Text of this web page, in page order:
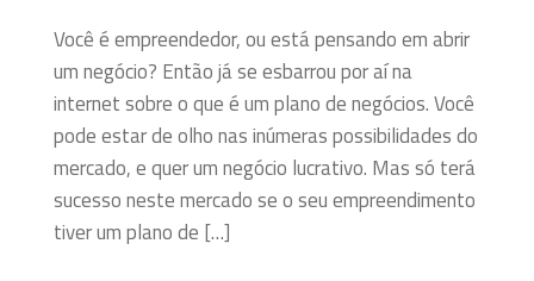
Você é empreendedor, ou está pensando em abrir
um negócio? Então já se esbarrou por aí na
internet sobre o que é um plano de negócios. Você
pode estar de olho nas inúmeras possibilidades do
mercado, e quer um negócio lucrativo. Mas só terá
sucesso neste mercado se o seu empreendimento
tiver um plano de […]